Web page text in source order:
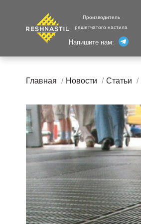
Производитель
решетчатого настила
Напишите нам:
Главная Новости Статьи